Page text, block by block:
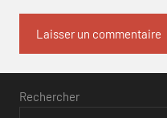
Rechercher